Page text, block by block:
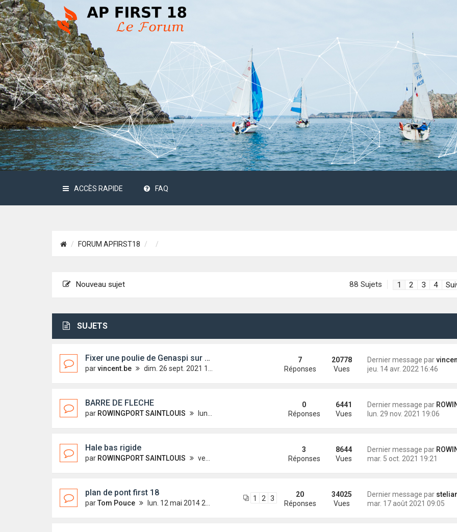
ACCÈS RAPIDE FAQ
FORUM APFIRST18
Nouveau sujet 88 Sujets 1 2 3 4
SUJETS
Fixer une poulie de Genaspi sur emmagasineur sur le mat
parvincent.be dim. 26 sept. 2021 16:30
Dernier message par
jeu. 14 avr. 2022 16:46
7
Réponses
20778
Vues
BARRE DE FLECHE
par ROWINGPORT SAINTLOUIS lun. 29 nov. 2021 19:06
Dernier message par ROWINGPORT
lun. 29 nov. 2021 19:06
0
Réponses
6441
Vues
Hale bas rigide
par ROWINGPORT SAINTLOUIS ven. 24 sept. 2021 05:42
Dernier message par ROWINGPORT
mar. 5 oct. 2021 19:21
3
Réponses
8644
Vues
plan de pont first 18
parTom Pouce lun. 12 mai 2014 23:31
Dernier message par
mar. 17 août 2021 09:05
20
Réponses
34025
Vues
1 2 3